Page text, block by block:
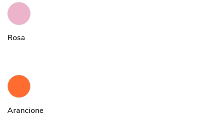
Rosa
Arancione